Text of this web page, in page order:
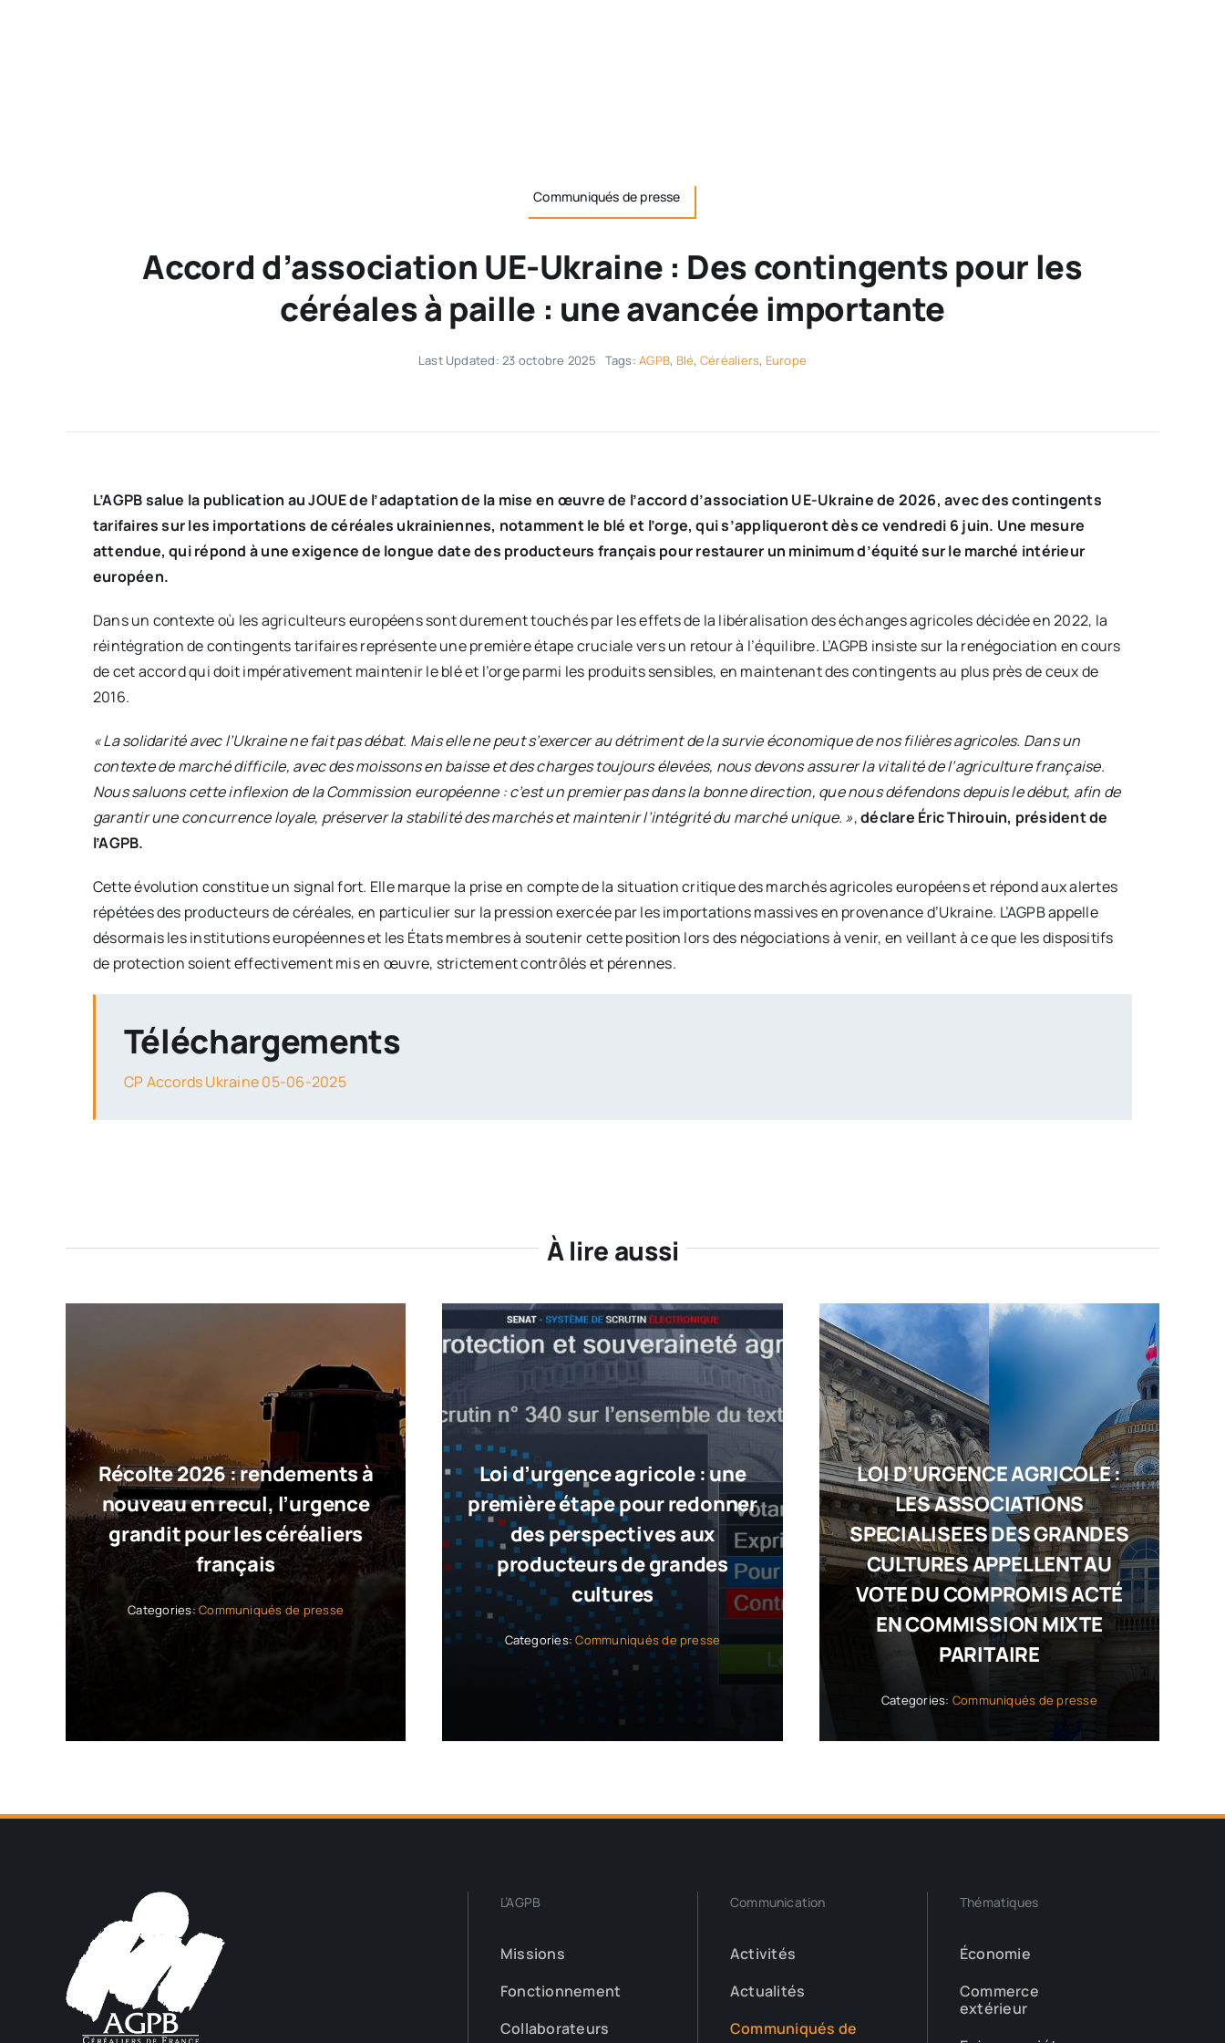
Communiqués de presse
Accord d’association UE-Ukraine : Des contingents pour les
céréales à paille : une avancée importante
Last Updated: 23 octobre 2025 Tags:AGPB, Blé, Céréaliers, Europe
L’AGPB salue la publication au JOUE de l’adaptation de la mise en œuvre de l’accord d’association UE-Ukraine de 2026, avec des contingents
tarifaires sur les importations de céréales ukrainiennes, notamment le blé et l’orge, qui s’appliqueront dès ce vendredi 6 juin. Une mesure
attendue, qui répond à une exigence de longue date des producteurs français pour restaurer un minimum d’équité sur le marché intérieur
européen.
Dans un contexte où les agriculteurs européens sont durement touchés par les effets de la libéralisation des échanges agricoles décidée en 2022, la
réintégration de contingents tarifaires représente une première étape cruciale vers un retour à l’équilibre. L’AGPB insiste sur la renégociation en cours
de cet accord qui doit impérativement maintenir le blé et l’orge parmi les produits sensibles, en maintenant des contingents au plus près de ceux de
2016.
« La solidarité avec l’Ukraine ne fait pas débat. Mais elle ne peut s’exercer au détriment de la survie économique de nos filières agricoles. Dans un
contexte de marché difficile, avec des moissons en baisse et des charges toujours élevées, nous devons assurer la vitalité de l’agriculture française.
Nous saluons cette inflexion de la Commission européenne : c’est un premier pas dans la bonne direction, que nous défendons depuis le début, afin de
garantir une concurrence loyale, préserver la stabilité des marchés et maintenir l’intégrité du marché unique. »,déclare Éric Thirouin, président de
l’AGPB.
Cette évolution constitue un signal fort. Elle marque la prise en compte de la situation critique des marchés agricoles européens et répond aux alertes
répétées des producteurs de céréales, en particulier sur la pression exercée par les importations massives en provenance d’Ukraine. L’AGPB appelle
désormais les institutions européennes et les États membres à soutenir cette position lors des négociations à venir, en veillant à ce que les dispositifs
de protection soient effectivement mis en œuvre, strictement contrôlés et pérennes.
Téléchargements
CP Accords Ukraine 05-06-2025
À lire aussi
Récolte 2026 : rendements à
nouveau en recul, l’urgence
grandit pour les céréaliers
français
Categories:Communiqués de presse
Loi d’urgence agricole : une
première étape pour redonner
des perspectives aux
producteurs de grandes
cultures
Categories:Communiqués de presse
LOI D’URGENCE AGRICOLE :
LES ASSOCIATIONS
SPECIALISEES DES GRANDES
CULTURES APPELLENT AU
VOTE DU COMPROMIS ACTÉ
EN COMMISSION MIXTE
PARITAIRE
Categories: Communiqués de presse
L’AGPB
Missions
Fonctionnement
Collaborateurs
Communication
Activités
Actualités
Communiqués de
Thématiques
Économie
Commerce
extérieur